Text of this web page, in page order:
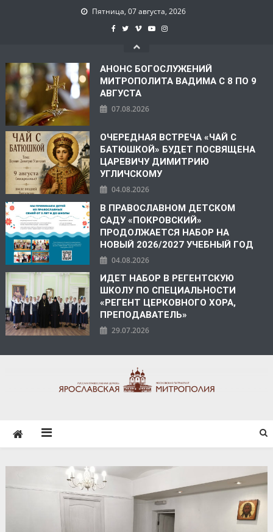
Пятница, 07 августа, 2026
АНОНС БОГОСЛУЖЕНИЙ
МИТРОПОЛИТА ВАДИМА С 8 ПО 9
АВГУСТА
07.08.2026
ОЧЕРЕДНАЯ ВСТРЕЧА «ЧАЙ С
БАТЮШКОЙ» БУДЕТ ПОСВЯЩЕНА
ЦАРЕВИЧУ ДИМИТРИЮ
УГЛИЧСКОМУ
04.08.2026
В ПРАВОСЛАВНОМ ДЕТСКОМ
САДУ «ПОКРОВСКИЙ»
ПРОДОЛЖАЕТСЯ НАБОР НА
НОВЫЙ 2026/2027 УЧЕБНЫЙ ГОД
04.08.2026
ИДЕТ НАБОР В РЕГЕНТСКУЮ
ШКОЛУ ПО СПЕЦИАЛЬНОСТИ
«РЕГЕНТ ЦЕРКОВНОГО ХОРА,
ПРЕПОДАВАТЕЛЬ»
29.07.2026